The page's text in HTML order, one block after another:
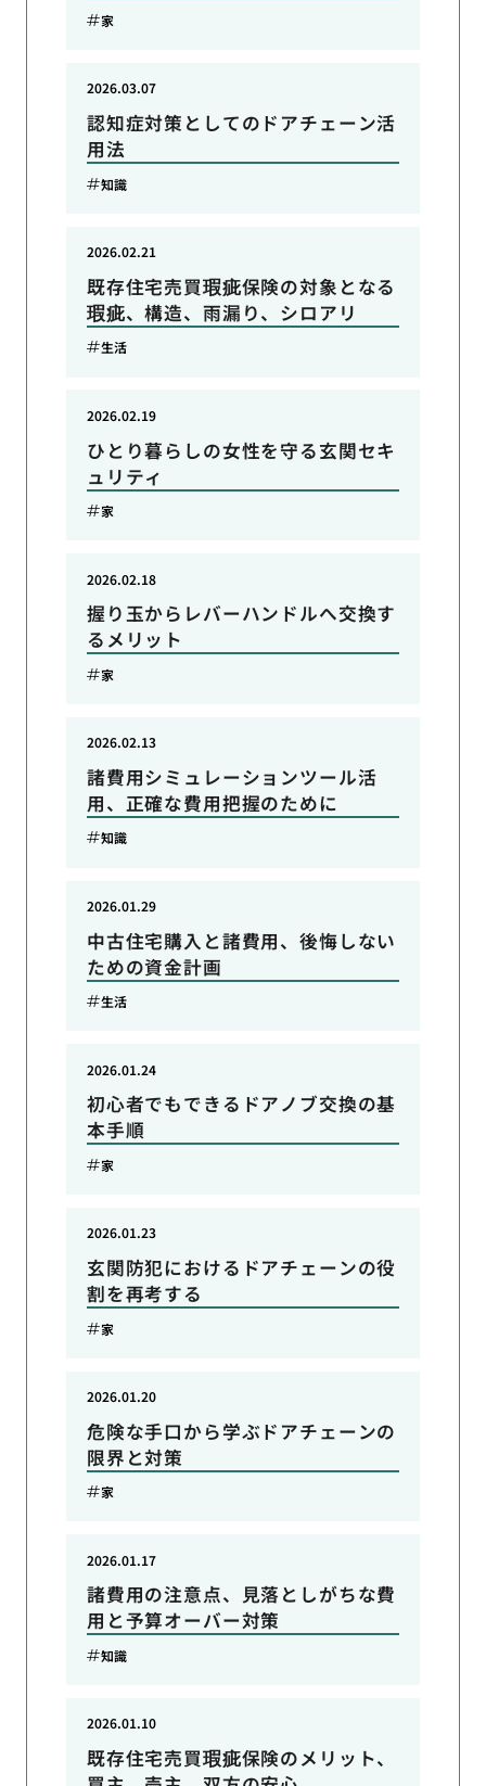
家
認知症対策としてのドアチェーン活
用法
2026.03.07
知識
既存住宅売買瑕疵保険の対象となる
瑕疵、構造、雨漏り、シロアリ
2026.02.21
生活
ひとり暮らしの女性を守る玄関セキ
ュリティ
2026.02.19
家
握り玉からレバーハンドルへ交換す
るメリット
2026.02.18
家
諸費用シミュレーションツール活
用、正確な費用把握のために
2026.02.13
知識
中古住宅購入と諸費用、後悔しない
ための資金計画
2026.01.29
生活
初心者でもできるドアノブ交換の基
本手順
2026.01.24
家
玄関防犯におけるドアチェーンの役
割を再考する
2026.01.23
家
危険な手口から学ぶドアチェーンの
限界と対策
2026.01.20
家
諸費用の注意点、見落としがちな費
用と予算オーバー対策
2026.01.17
知識
既存住宅売買瑕疵保険のメリット、
2026.01.10